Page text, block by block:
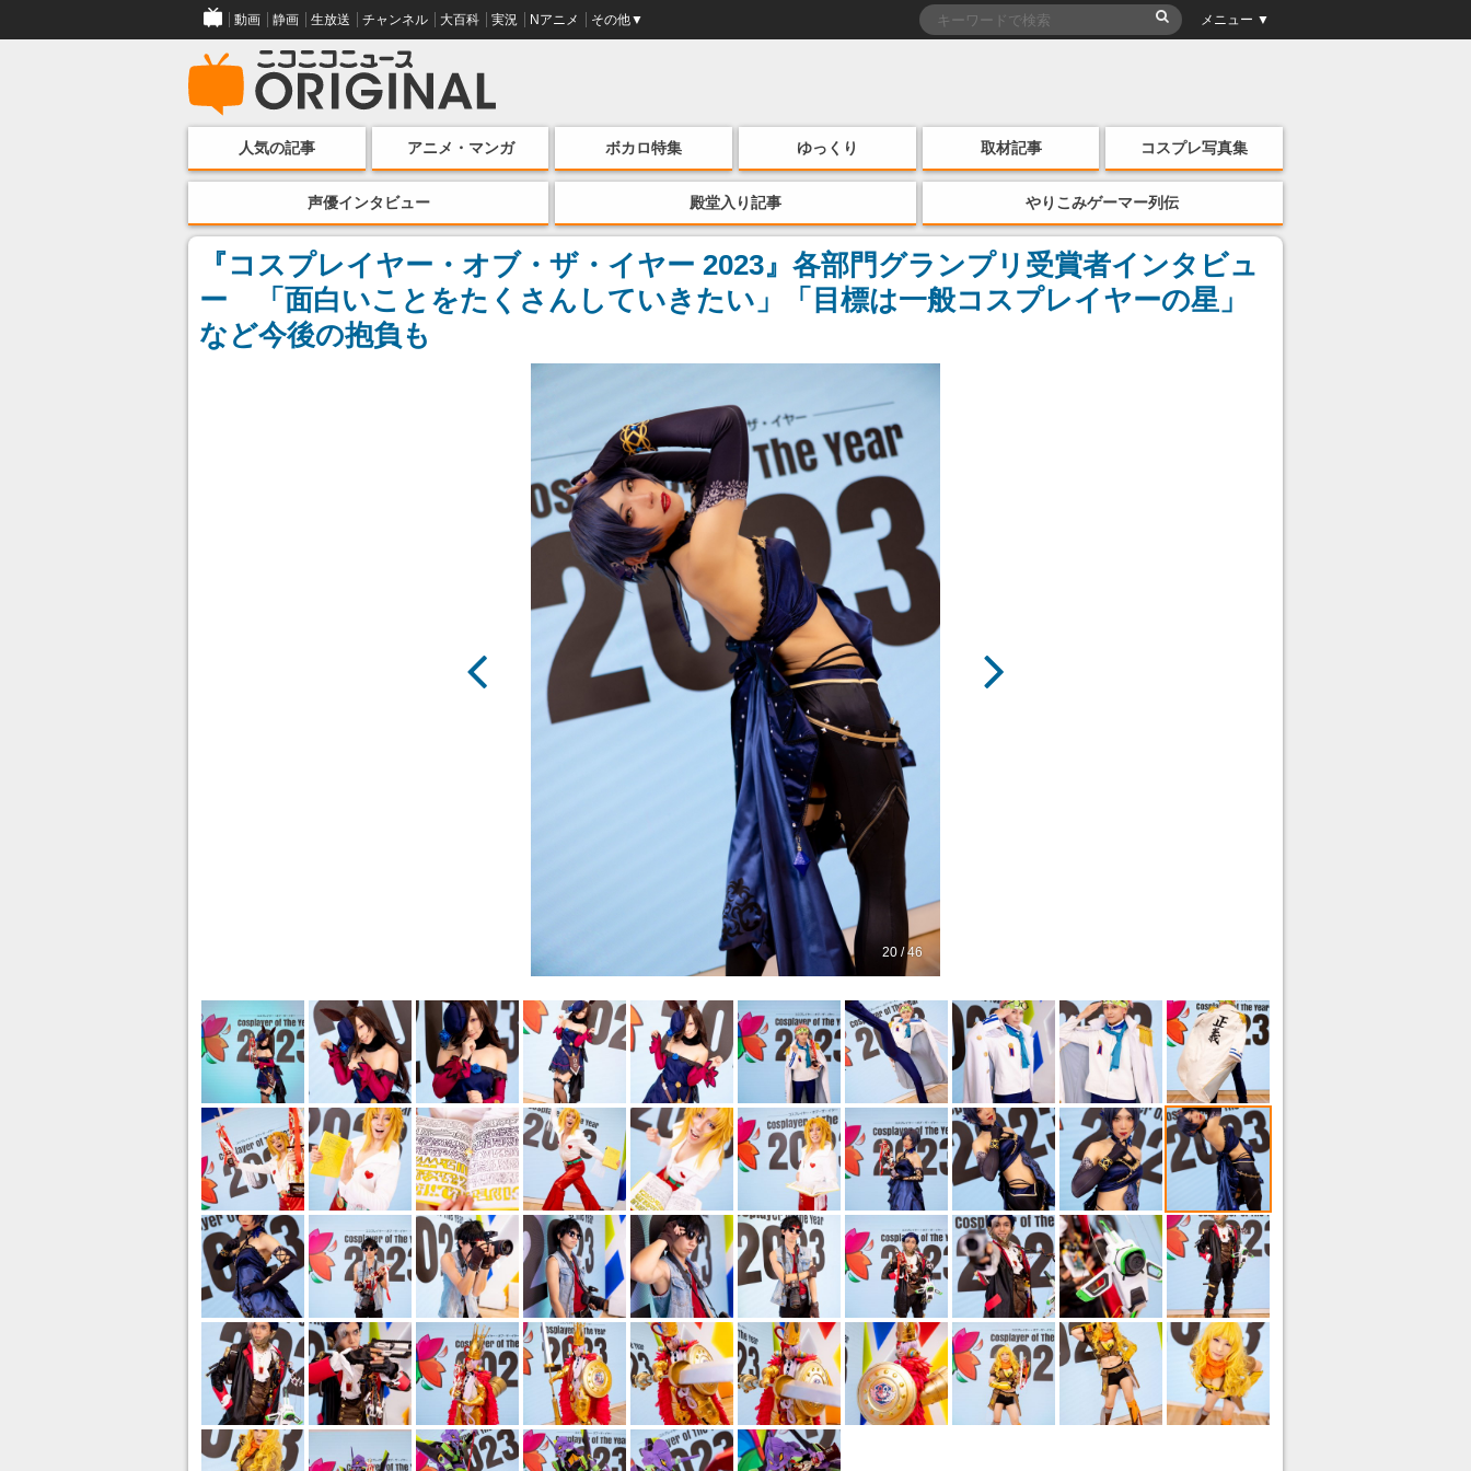
動画 静画 生放送 チャンネル 大百科 実況 Nアニメ その他▼ メニュー ▼
人気の記事 アニメ・マンガ ボカロ特集 ゆっくり 取材記事 コスプレ写真集
声優インタビュー 殿堂入り記事 やりこみゲーマー列伝
『コスプレイヤー・オブ・ザ・イヤー 2023』各部門グランプリ受賞者インタビュ
ー 「面白いことをたくさんしていきたい」「目標は一般コスプレイヤーの星」
など今後の抱負も
20 / 46